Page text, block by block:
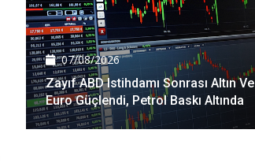
07/08/2026
Zayıf ABD Istihdamı Sonrası Altın Ve
Euro Güçlendi, Petrol Baskı Altında